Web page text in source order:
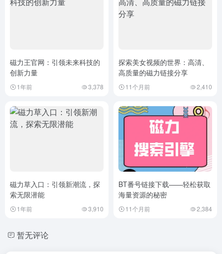
磁力王官网：引领未来科技的
创新力量
1年前 3,378
探索美女视频的世界：高清、
高质量的磁力链接分享
11个月前 2,410
磁力草入口：引领新潮流，探
索无限潜能
1年前 3,910
BT番号链接下载——轻松获取
海量资源的秘密
11个月前 2,384
暂无评论